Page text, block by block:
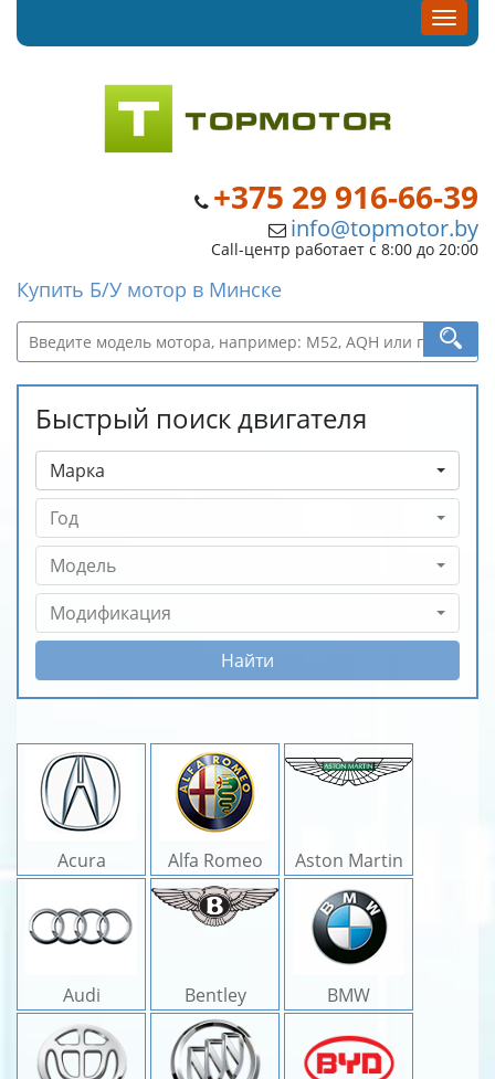
+375 29 916-66-39
info@topmotor.by
Call-центр работает с 8:00 до 20:00
Купить Б/У мотор в Минске
Быстрый поиск двигателя
Марка
Год
Модель
Модификация
Найти
Acura Alfa Romeo Aston Martin
Audi Bentley BMW